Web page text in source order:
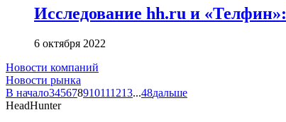
Исследование hh.ru и
6 октября 2022
Новости компаний
Новости рынка
В начало345678910111213...48дальше
HeadHunter